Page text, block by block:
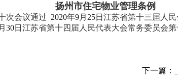
扬州市住宅物业管理条例
次会议通过 2020年9月 25日江苏省第十三届人
月 30日江苏省第十四届人民代表大会常务委员会
下一篇：